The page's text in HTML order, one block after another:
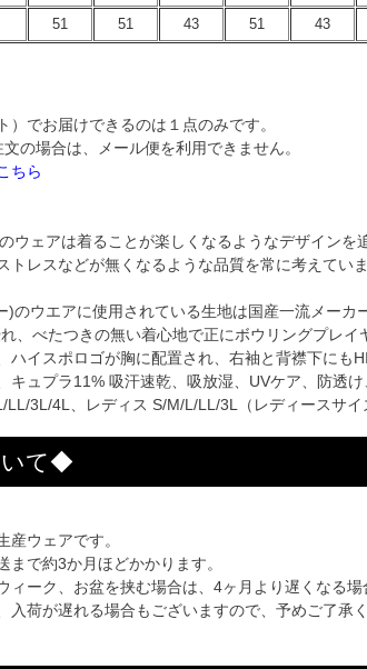
51 51 43 51 43
でお届けできるのは１点のみです。
の場合は、メール便を利用できません。
ちら
ウェアは着ることが楽しくなるようなデザインを
トレスなどが無くなるような品質を常に考えていま
のウエアに使用されている生地は国産一流メーカ
、べたつきの無い着心地で正にボウリングプレイ
ハイスポロゴが胸に配置され、右袖と背襟下にも
キュプラ11% 吸汗速乾、吸放湿、UVケア、防透
LL/3L/4L、レディス S/M/L/LL/3L（レディースサ
いて◆
産ウェアです。
まで約3か月ほどかかります。
ーク、お盆を挟む場合は、4ヶ月より遅くなる場
荷が遅れる場合もございますので、予めご了承く